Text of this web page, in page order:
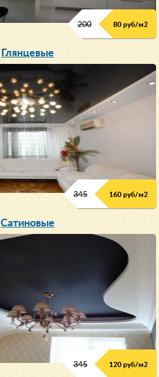
200 80 руб/м2
Глянцевые
345 160 руб/м2
Сатиновые
345 120 руб/м2